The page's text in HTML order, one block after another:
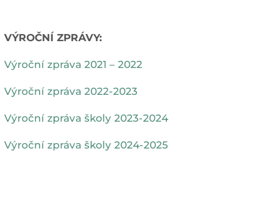
VÝROČNÍ ZPRÁVY:
Výroční zpráva 2021 – 2022
Výroční zpráva 2022-2023
Výroční zpráva školy 2023-2024
Výroční zpráva školy 2024-2025